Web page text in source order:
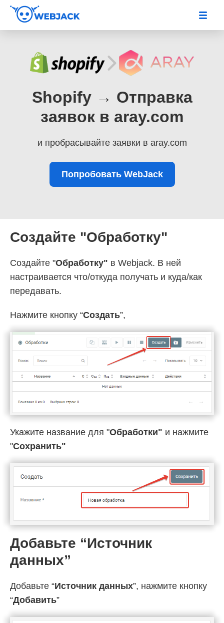
Shopify → Отправка
заявок в aray.com
и пробрасывайте заявки в aray.com
Попробовать WebJack
Создайте "Обработку"
Создайте "Обработку" в Webjack. В ней
настраивается что/откуда получать и куда/как
передавать.
Нажмите кнопку “Создать”,
Укажите название для "Обработки" и нажмите
"Cохранить"
Добавьте “Источник
данных”
Добавьте “Источник данных”, нажмите кнопку
“Добавить”